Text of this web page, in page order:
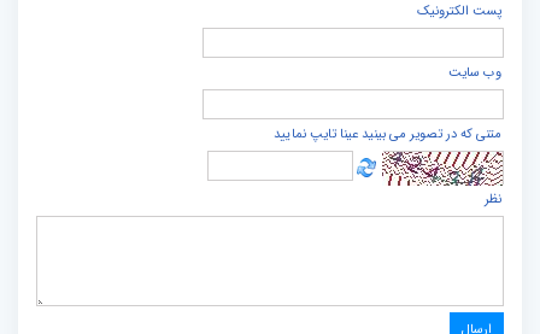
پست الكترونيک
وب سایت
متنی که در تصویر می بینید عینا تایپ نمایید
نظر